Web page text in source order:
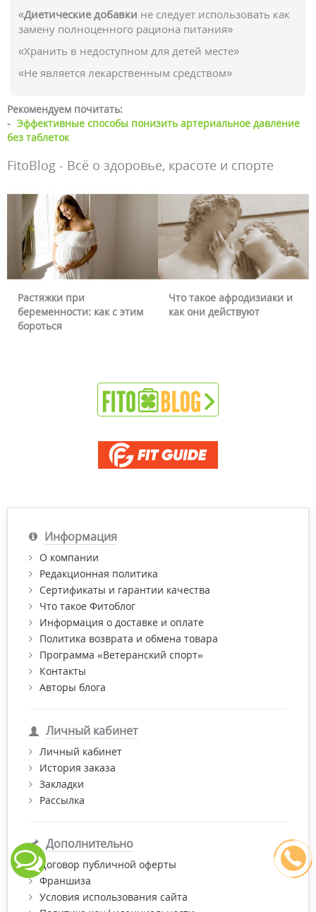
«Диетические добавки не следует использовать как
замену полноценного рациона питания»
«Хранить в недоступном для детей месте»
«Не является лекарственным средством»
Рекомендуем почитать:
- Эффективные способы понизить артериальное давление
без таблеток
FitoBlog - Всё о здоровье, красоте и спорте
Растяжки при
беременности: как с этим
бороться
Что такое афродизиаки и
как они действуют
Информация
О компании
Редакционная политика
Сертификаты и гарантии качества
Что такое Фитоблог
Информация о доставке и оплате
Политика возврата и обмена товара
Программа «Ветеранский спорт»
Контакты
Авторы блога
Личный кабинет
Личный кабинет
История заказа
Закладки
Рассылка
Дополнительно
Договор публичной оферты
Франшиза
Условия использования сайта